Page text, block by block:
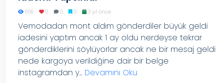
856 0 0 0 3 yıl önce
Vemodadan mont aldım gönderdiler büyük geldi
iadesini yaptım ancak 1 ay oldu nerdeyse tekrar
gönderdiklerini söylüyorlar ancak ne bir mesaj geldi
nede kargoya verildiğine dair bir belge
instagramdan y... Devamını Oku